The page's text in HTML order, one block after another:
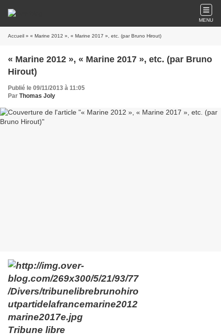
MENU
Accueil » « Marine 2012 », « Marine 2017 », etc. (par Bruno Hirout)
« Marine 2012 », « Marine 2017 », etc. (par Bruno
Hirout)
Publié le 09/11/2013 à 11:05
Par Thomas Joly
Tribune libre